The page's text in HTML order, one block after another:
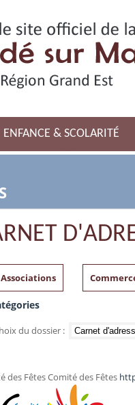
ENFANCE & SCOLARITÉ
Associations
du dossier :
des Fêtes Comité des Fêtes